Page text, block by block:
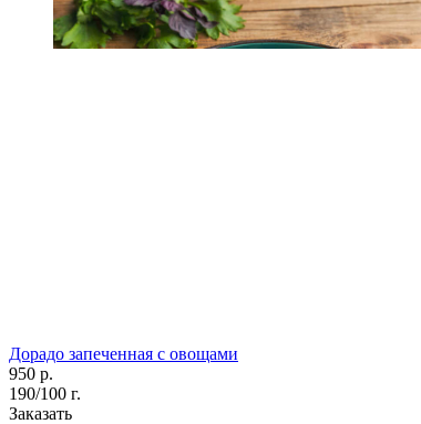
Дорадо запеченная с овощами
950 р.
190/100 г.
Заказать